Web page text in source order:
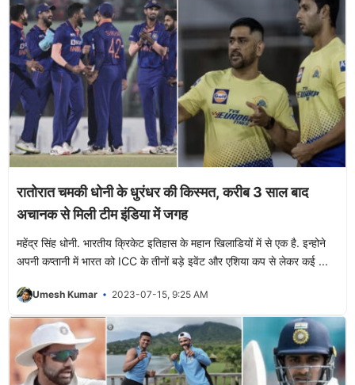
रातोरात चमकी धोनी के धुरंधर की किस्मत, करीब 3 साल बाद
अचानक से मिली टीम इंडिया में जगह
महेंद्र सिंह धोनी. भारतीय क्रिकेट इतिहास के महान खिलाडियों में से एक है. इन्होने
अपनी कप्तानी में भारत को ICC के तीनों बड़े इवेंट और एशिया कप से लेकर कई ...
Umesh Kumar 2023-07-15, 9:25 AM